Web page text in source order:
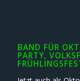
BAND FÜR
PARTY,